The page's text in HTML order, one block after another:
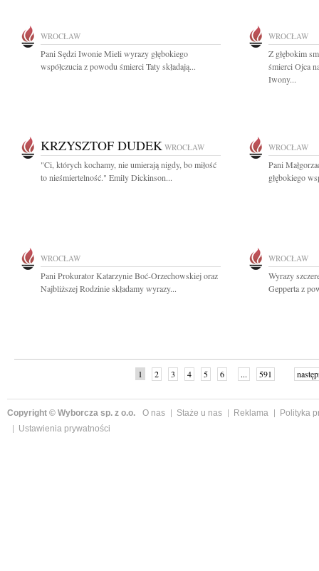
WROCŁAW
Pani Sędzi Iwonie Mieli wyrazy głębokiego
współczucia z powodu śmierci Taty składają...
WROCŁAW
Z głębokim
śmierci Ojca
Iwony...
KRZYSZTOF DUDEK WROCŁAW
"Ci, których kochamy, nie umierają nigdy, bo miłość
to nieśmiertelność." Emily Dickinson...
WROCŁAW
Pani
głębokiego
WROCŁAW
Pani Prokurator Katarzynie Boć-Orzechowskiej oraz
Najbliższej Rodzinie składamy wyrazy...
WROCŁAW
Wyrazy
Gepperta z
1 2 3 4 5 6 ... 591
Copyright © Wyborcza sp. z o.o. O nas Staże u nas Reklama
Polityka
Ustawienia prywatności